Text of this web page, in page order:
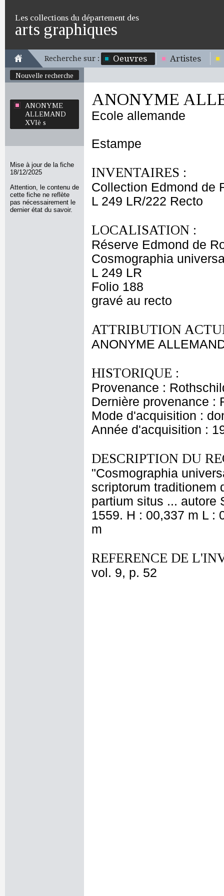
Les collections du département des
arts graphiques
Recherche sur : Oeuvres Artistes
Nouvelle recherche
ANONYME
ALLEMAND
XVIè s
Mise à jour de la fiche
18/12/2025
Attention, le contenu de
cette fiche ne reflète
pas nécessairement le
dernier état du savoir.
ANONYME
Ecole allemande
Estampe
INVENTAIRES :
Collection Edmond de
L 249 LR/222 Recto
LOCALISATION :
Réserve Edmond de
Cosmographia
L 249 LR
Folio 188
gravé au recto
ATTRIBUTION
ANONYME
HISTORIQUE :
Provenance :
Dernière provenance :
Mode d'acquisition :
Année d'acquisition :
DESCRIPTION DU
"Cosmographia
scriptorum traditionem
partium situs ... autore
1559. H : 00,337 m L :
m
REFERENCE DE
vol. 9, p. 52